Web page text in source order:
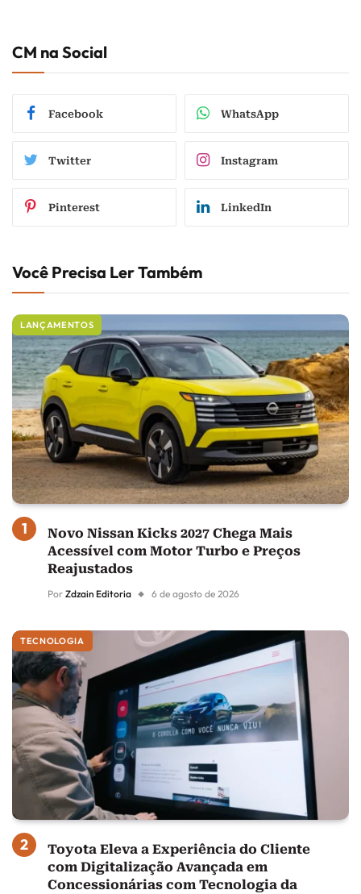
CM na Social
Facebook WhatsApp
Twitter Instagram
Pinterest LinkedIn
Você Precisa Ler Também
LANÇAMENTOS
Novo Nissan Kicks 2027 Chega Mais
Acessível com Motor Turbo e Preços
Reajustados
Por Zdzain Editoria 6 de agosto de 2026
TECNOLOGIA
Toyota Eleva a Experiência do Cliente
com Digitalização Avançada em
Concessionárias com Tecnologia da